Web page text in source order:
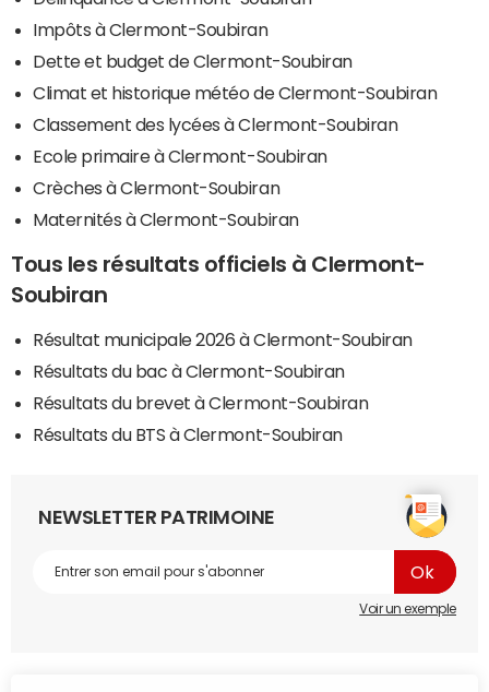
Impôts à Clermont-Soubiran
Dette et budget de Clermont-Soubiran
Climat et historique météo de Clermont-Soubiran
Classement des lycées à Clermont-Soubiran
Ecole primaire à Clermont-Soubiran
Crèches à Clermont-Soubiran
Maternités à Clermont-Soubiran
Tous les résultats officiels à Clermont-
Soubiran
Résultat municipale 2026 à Clermont-Soubiran
Résultats du bac à Clermont-Soubiran
Résultats du brevet à Clermont-Soubiran
Résultats du BTS à Clermont-Soubiran
NEWSLETTER PATRIMOINE
Voir un exemple